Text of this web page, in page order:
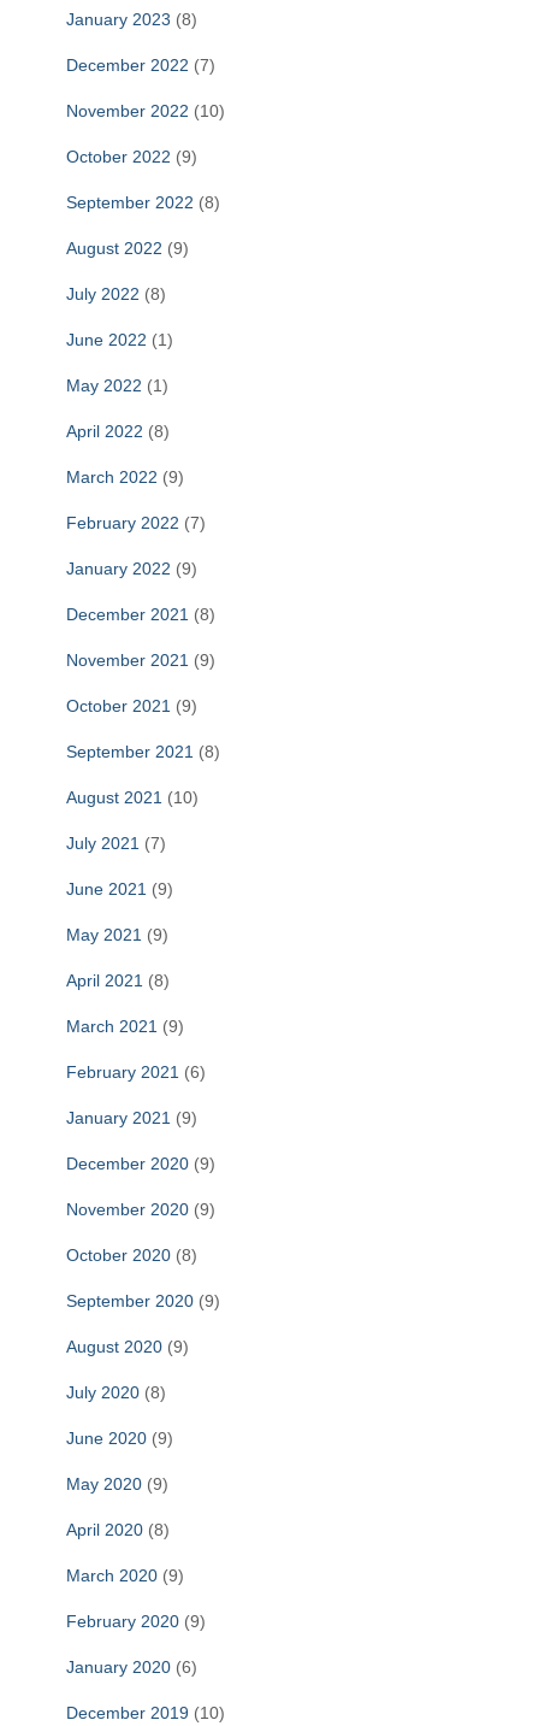
January 2023 (8)
December 2022 (7)
November 2022 (10)
October 2022 (9)
September 2022 (8)
August 2022 (9)
July 2022 (8)
June 2022 (1)
May 2022 (1)
April 2022 (8)
March 2022 (9)
February 2022 (7)
January 2022 (9)
December 2021 (8)
November 2021 (9)
October 2021 (9)
September 2021 (8)
August 2021 (10)
July 2021 (7)
June 2021 (9)
May 2021 (9)
April 2021 (8)
March 2021 (9)
February 2021 (6)
January 2021 (9)
December 2020 (9)
November 2020 (9)
October 2020 (8)
September 2020 (9)
August 2020 (9)
July 2020 (8)
June 2020 (9)
May 2020 (9)
April 2020 (8)
March 2020 (9)
February 2020 (9)
January 2020 (6)
December 2019 (10)